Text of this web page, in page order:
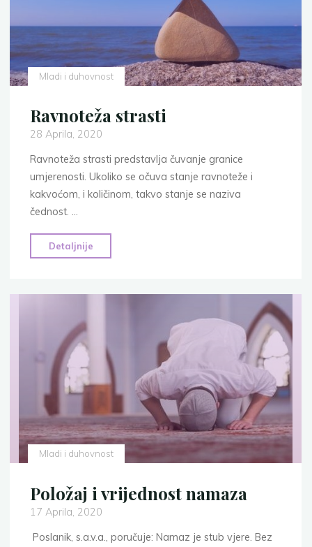
Mladi i duhovnost
Ravnoteža strasti
28 Aprila, 2020
Ravnoteža strasti predstavlja čuvanje granice
umjerenosti. Ukoliko se očuva stanje ravnoteže i
kakvoćom, i količinom, takvo stanje se naziva
čednost. …
Detaljnije
strasti"
Mladi i duhovnost
Položaj i vrijednost namaza
17 Aprila, 2020
Poslanik, s.a.v.a., poručuje: Namaz je stub vjere. Bez